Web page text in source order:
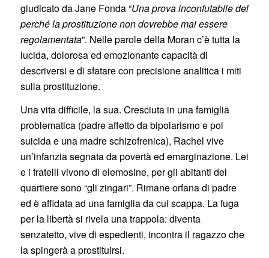
giudicato da Jane Fonda “Una prova inconfutabile del
perché la prostituzione non dovrebbe mai essere
regolamentata”. Nelle parole della Moran c’è tutta la
lucida, dolorosa ed emozionante capacità di
descriversi e di sfatare con precisione analitica i miti
sulla prostituzione.
Una vita difficile, la sua. Cresciuta in una famiglia
problematica (padre affetto da bipolarismo e poi
suicida e una madre schizofrenica), Rachel vive
un’infanzia segnata da povertà ed emarginazione. Lei
e i fratelli vivono di elemosine, per gli abitanti del
quartiere sono “gli zingari”. Rimane orfana di padre
ed è affidata ad una famiglia da cui scappa. La fuga
per la libertà si rivela una trappola: diventa
senzatetto, vive di espedienti, incontra il ragazzo che
la spingerà a prostituirsi.